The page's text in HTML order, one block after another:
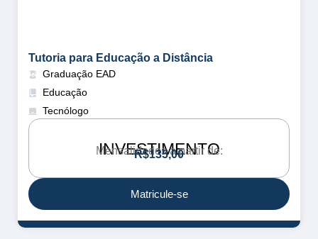
Tutoria para Educação a Distância
Graduação EAD
Educação
Tecnólogo
INVESTIMENTO
Mensalidades a partir de:
R$135,00
Matricule-se